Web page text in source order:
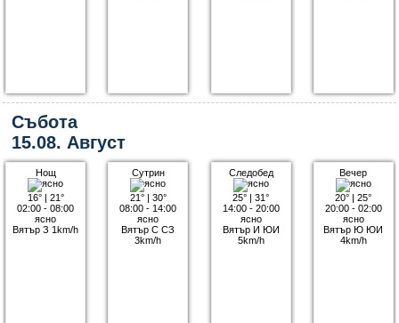
Събота
15.08. Август
Нощ
16°| 21°
02:00 - 08:00
ясно
Вятър З 1km/h
Сутрин
21°| 30°
08:00 - 14:00
ясно
Вятър С СЗ
3km/h
Следобед
25° |31°
14:00 - 20:00
ясно
Вятър И ЮИ
5km/h
Вечер
20° |25°
20:00 - 02:00
ясно
Вятър Ю ЮИ
4km/h